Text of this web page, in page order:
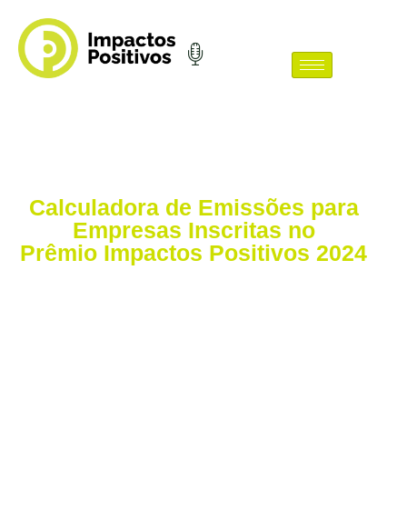
Calculadora de Emissões para
Empresas Inscritas no
Prêmio Impactos Positivos 2024